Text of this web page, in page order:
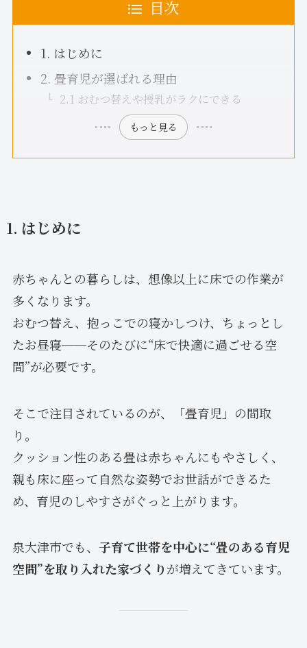
目次
1. はじめに
2. 畳育児が選ばれる理由
2.1 おむつ替えや授乳がラクにできる
もっと見る
1. はじめに
赤ちゃんとの暮らしは、想像以上に床での作業が
多くなります。
おむつ替え、抱っこでの寝かしつけ、ちょっとし
たお昼寝──そのたびに“床で快適に過ごせる空
間”が必要です。
そこで注目されているのが、「畳育児」の間取
り。
クッション性のある畳は赤ちゃんにもやさしく、
親も床に座って自然な姿勢でお世話ができるた
め、育児のしやすさがぐっと上がります。
泉大津市でも、 子育て世帯を中心に“畳のある育児
空間”を取り入れた家づくりが増えてきています。